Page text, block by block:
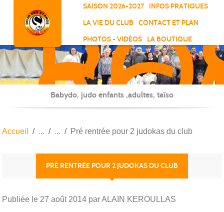
SAISON 2026-2027
INFOS PRATIQUES
LA VIE DU CLUB
CONTACT ET PLAN
PHOTOS - VIDÉOS
LA BOUTIQUE
-
-
Babydo, judo enfants ,adultes, taïso
Accueil Pré rentrée pour 2 judokas du club
PRÉ RENTRÉE POUR 2 JUDOKAS DU CLUB
Publiée le 27 août 2014 par ALAIN KEROULLAS
Panneau de gestion des cookies